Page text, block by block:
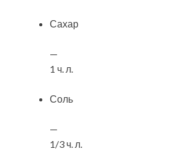
Сахар
—
1 ч. л.
Соль
—
1/3 ч. л.